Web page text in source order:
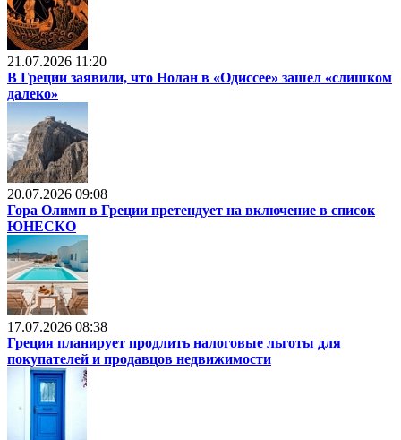
21.07.2026 11:20
В Греции заявили, что Нолан в «Одиссее» зашел «слишком
далеко»
20.07.2026 09:08
Гора Олимп в Греции претендует на включение в список
ЮНЕСКО
17.07.2026 08:38
Греция планирует продлить налоговые льготы для
покупателей и продавцов недвижимости